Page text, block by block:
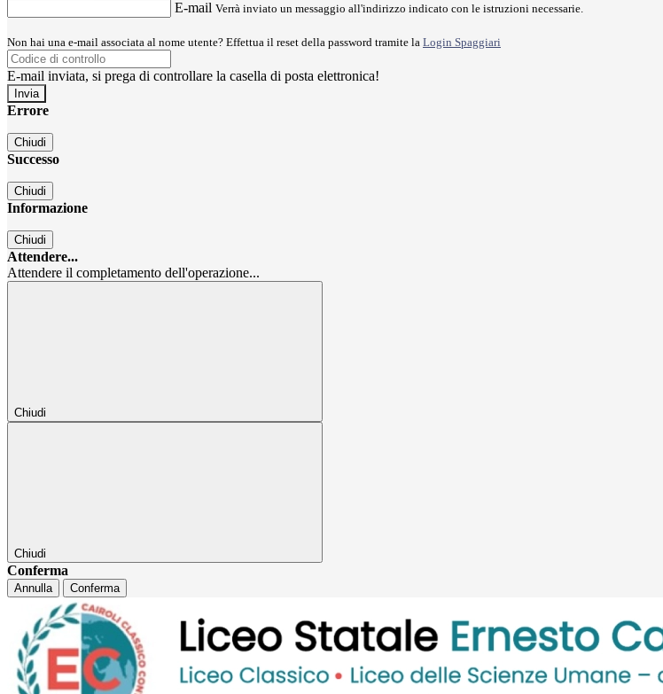
E-mail Verrà inviato un messaggio all'indirizzo indicato con le istruzioni necessarie.
Non hai una e-mail associata al nome utente? Effettua il reset della password tramite la Login Spaggiari
E-mail inviata, si prega di controllare la casella di posta elettronica!
Errore
Chiudi
Successo
Chiudi
Informazione
Chiudi
Attendere...
Attendere il completamento dell'operazione...
Chiudi
Chiudi
Conferma
Annulla Conferma